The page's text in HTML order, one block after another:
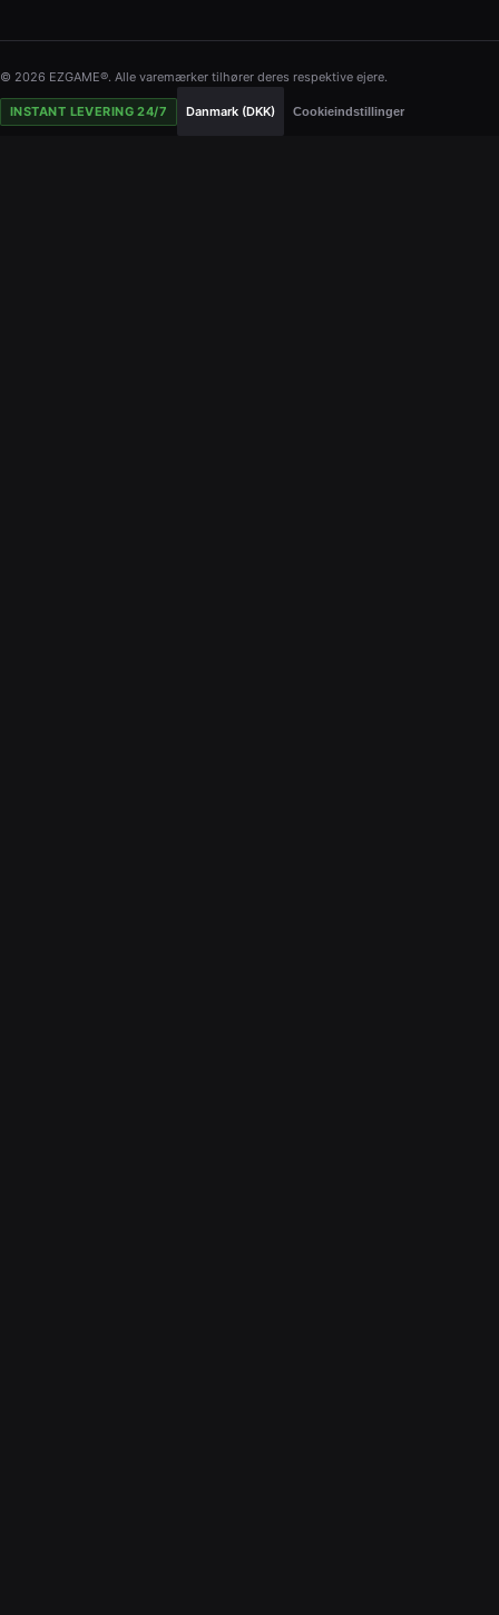
© 2026 EZGAME®. Alle varemærker tilhører deres respektive ejere.
INSTANT LEVERING 24/7 Danmark (DKK) Cookieindstillinger